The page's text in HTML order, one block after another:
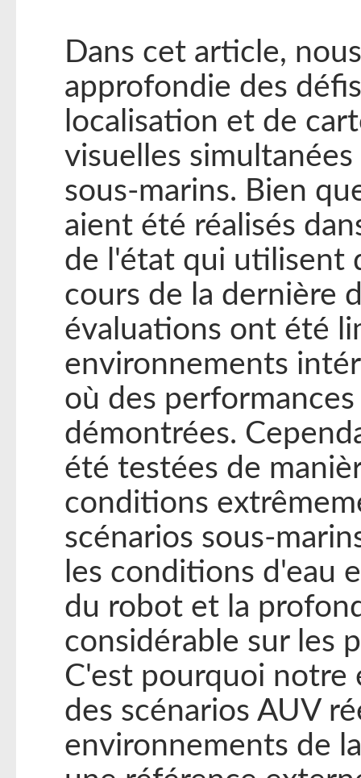
Dans cet article,
approfondie des
localisation et de
visuelles
sous-marins. Bien
aient été réalisés
de l'état qui utilisent
cours de la dernière
évaluations ont été
environnements
où des
démontrées.
été testées de
conditions
scénarios sous-
les conditions d'eau
du robot et la
considérable sur les
C'est pourquoi notre
des scénarios AUV
environnements de